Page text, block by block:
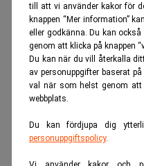
till att vi använder kakor för
knappen “Mer information”
eller godkänna. Du kan
genom att klicka på knappen
Du kan när du vill återkalla
av personuppgifter baserat
val när som helst genom att
webbplats.
Du kan fördjupa dig
personuppgiftspolicy.
De amerikanska